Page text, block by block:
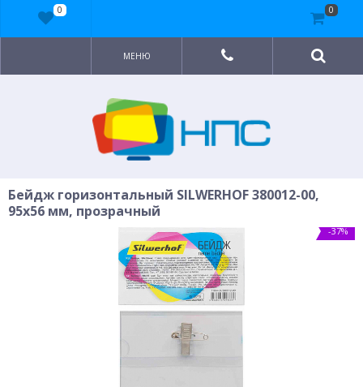
МЕНЮ
Бейдж горизонтальный SILWERHOF 380012-00,
95x56 мм, прозрачный
-37%
0 0